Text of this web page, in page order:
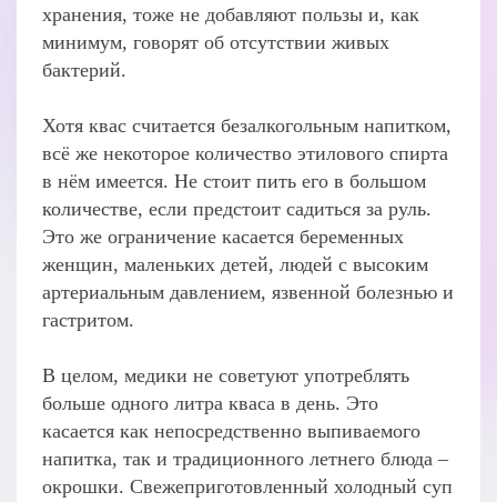
хранения, тоже не добавляют пользы и, как
минимум, говорят об отсутствии живых
бактерий.
Хотя квас считается безалкогольным напитком,
всё же некоторое количество этилового спирта
в нём имеется. Не стоит пить его в большом
количестве, если предстоит садиться за руль.
Это же ограничение касается беременных
женщин, маленьких детей, людей с высоким
артериальным давлением, язвенной болезнью и
гастритом.
В целом, медики не советуют употреблять
больше одного литра кваса в день. Это
касается как непосредственно выпиваемого
напитка, так и традиционного летнего блюда –
окрошки. Свежеприготовленный холодный суп